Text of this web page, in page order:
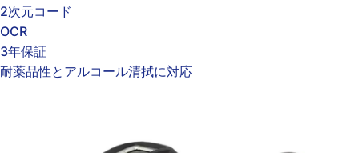
2次元コード
OCR
3年保証
耐薬品性とアルコール清拭に対応